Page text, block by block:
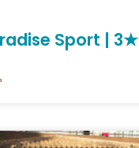
Sport | 3★